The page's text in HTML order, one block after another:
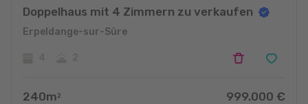
Doppelhaus mit 4 Zimmern zu verkaufen
Erpeldange-sur-Sûre
240m 2 999.000 €